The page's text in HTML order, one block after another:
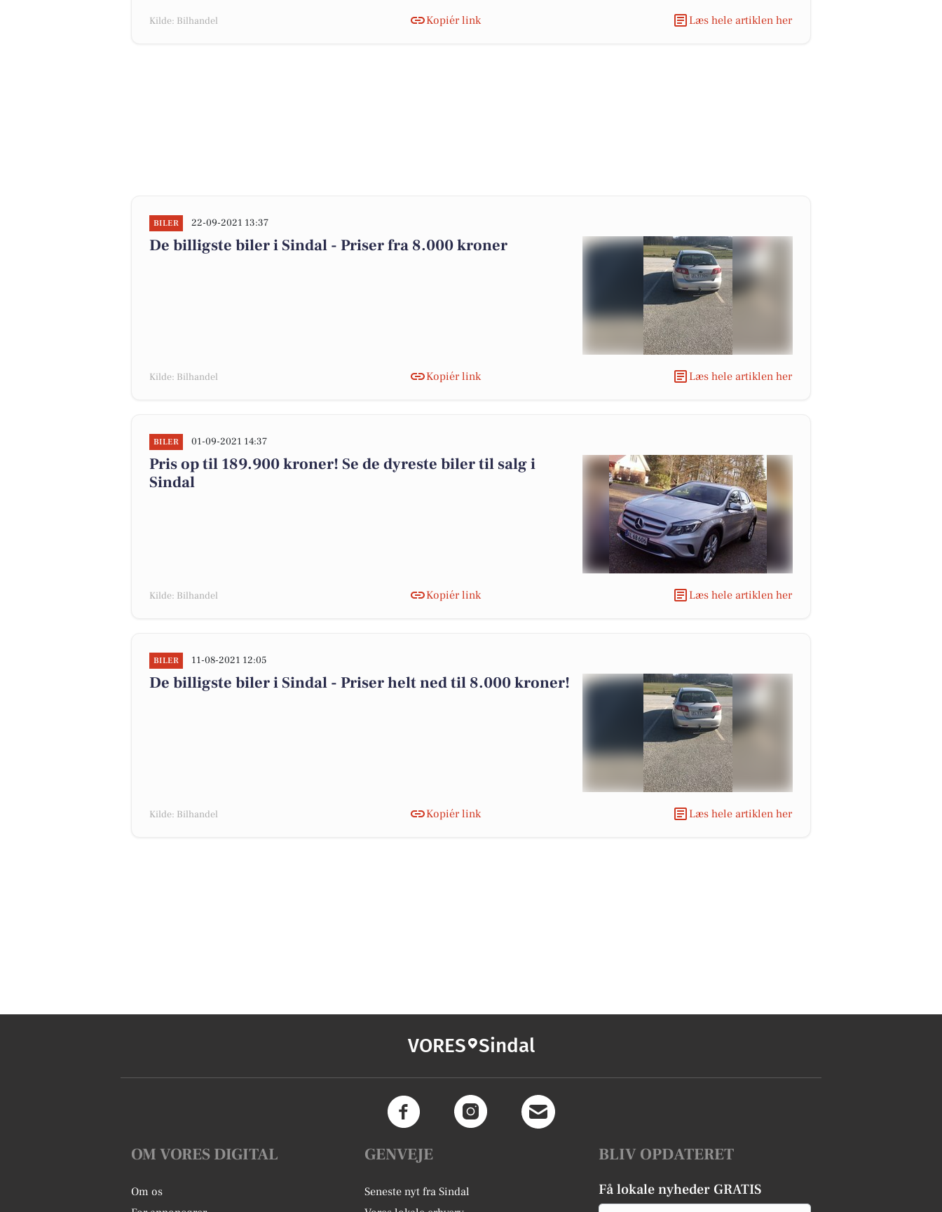
Kilde: Bilhandel Kopiér link Læs hele artiklen her
BILER 22-09-2021 13:37
De billigste biler i Sindal - Priser fra 8.000 kroner
Kilde: Bilhandel Kopiér link Læs hele artiklen her
BILER 01-09-2021 14:37
Pris op til 189.900 kroner! Se de dyreste biler til salg i
Sindal
Kilde: Bilhandel Kopiér link Læs hele artiklen her
BILER 11-08-2021 12:05
De billigste biler i Sindal - Priser helt ned til 8.000 kroner!
Kilde: Bilhandel Kopiér link Læs hele artiklen her
VORES Sindal
OM VORES DIGITAL
Om os
GENVEJE
Seneste nyt fra Sindal
BLIV OPDATERET
Få lokale nyheder GRATIS